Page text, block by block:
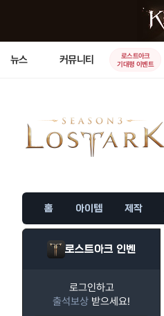
뉴스 커뮤니티
로스트아크
기대평 이벤트
홈 아이템 제작
로스트아크 인벤
로그인하고
출석보상 받으세요!